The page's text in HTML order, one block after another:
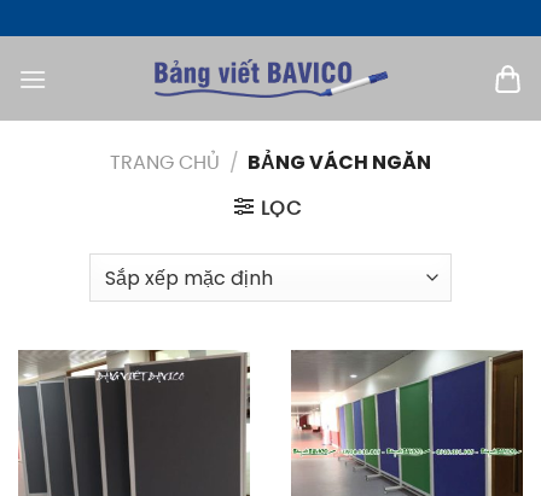
qua
nội
TRANG CHỦ / BẢNG VÁCH NGĂN
LỌC